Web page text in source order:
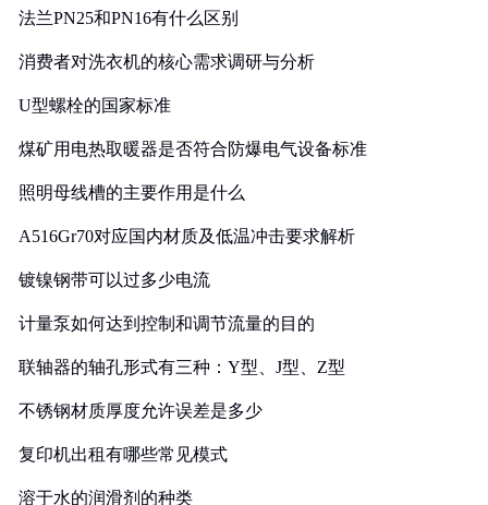
法兰PN25和PN16有什么区别
消费者对洗衣机的核心需求调研与分析
U型螺栓的国家标准
煤矿用电热取暖器是否符合防爆电气设备标准
照明母线槽的主要作用是什么
A516Gr70对应国内材质及低温冲击要求解析
镀镍钢带可以过多少电流
计量泵如何达到控制和调节流量的目的
联轴器的轴孔形式有三种：Y型、J型、Z型
不锈钢材质厚度允许误差是多少
复印机出租有哪些常见模式
溶于水的润滑剂的种类